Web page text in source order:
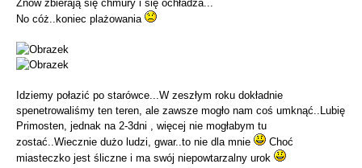
Znów zbierają się chmury i się ochładza...
No cóż..koniec plażowania
Idziemy połazić po starówce...W zeszłym roku dokładnie
spenetrowaliśmy ten teren, ale zawsze mogło nam coś umknąć..Lubię
Primosten, jednak na 2-3dni , więcej nie mogłabym tu
zostać..Wiecznie dużo ludzi, gwar..to nie dla mnie
Choć
miasteczko jest śliczne i ma swój niepowtarzalny urok